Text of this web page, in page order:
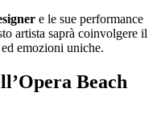
e le sue performance
artista saprà coinvolgere il
emozioni uniche.
Beach